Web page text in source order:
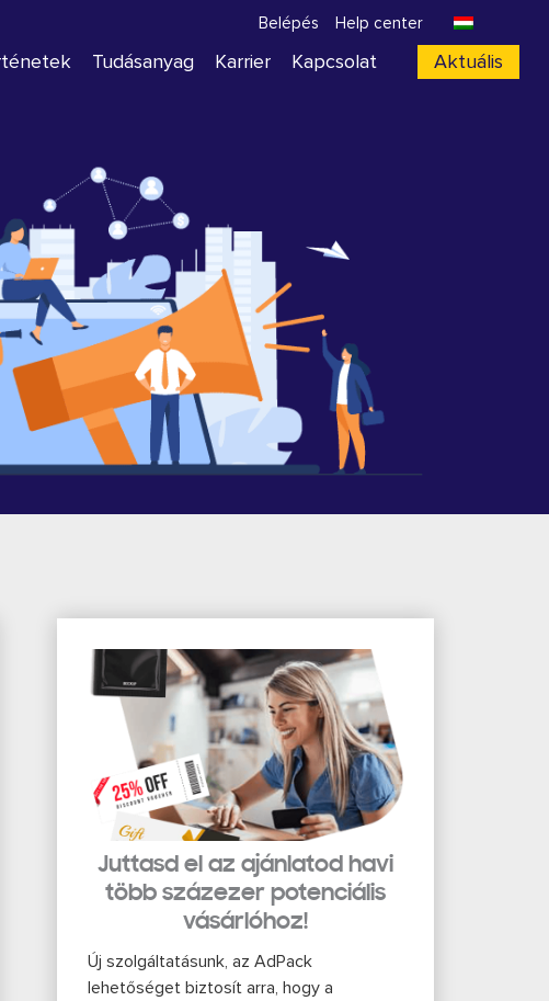
Belépés Help center
Tudásanyag Karrier Kapcsolat Aktuális
Juttasd el az ajánlatod havi
több százezer potenciális
vásárlóhoz!
Új szolgáltatásunk, az AdPack
lehetőséget biztosít arra, hogy a